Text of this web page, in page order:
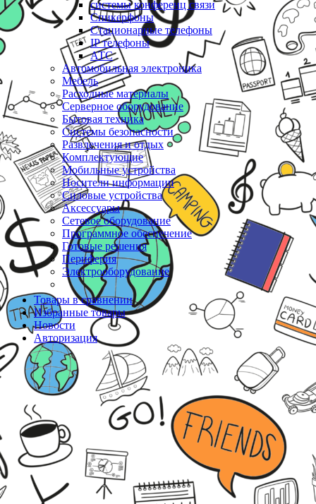
системы конференц связи
Спикерфоны
Стационарные телефоны
IP телефоны
АТС
Автомобильная электроника
Мебель
Расходные материалы
Серверное оборудование
Бытовая техника
Системы безопасности
Развлечения и отдых
Комплектующие
Мобильные устройства
Носители информации
Силовые устройства
Аксессуары
Сетевое оборудование
Программное обеспечение
Готовые решения
Периферия
Электрооборудование
Товары в сравнении
Избранные товары
Новости
Авторизация